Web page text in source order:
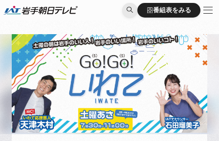
番組表をみる
番組表をみる